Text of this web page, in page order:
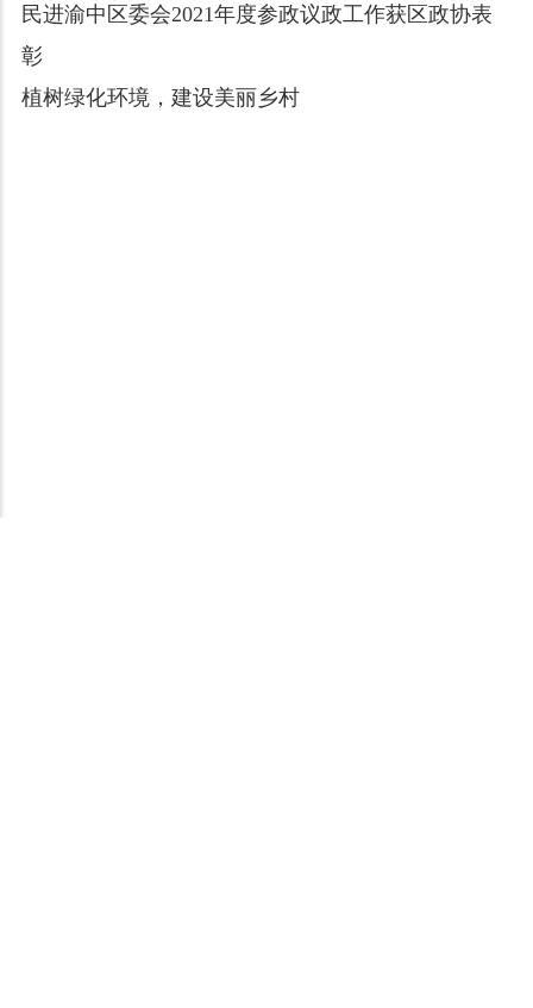
民进渝中区委会2021年度参政议政工作获区政协表
彰
植树绿化环境，建设美丽乡村